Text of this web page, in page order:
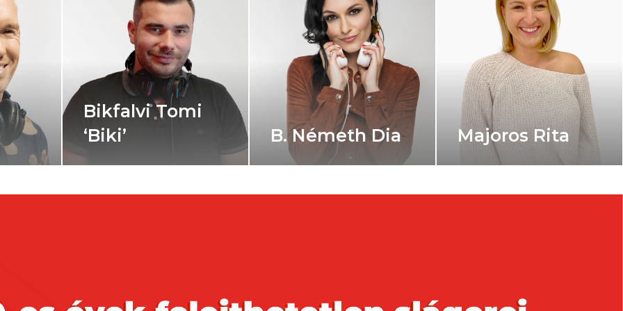
Tomi
B. Németh Dia Majoros Rita
Horváth
'Hory'